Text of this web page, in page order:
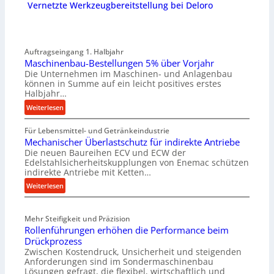
Vernetzte Werkzeugbereitstellung bei Deloro
Auftragseingang 1. Halbjahr
Maschinenbau-Bestellungen 5% über Vorjahr
Die Unternehmen im Maschinen- und Anlagenbau
können in Summe auf ein leicht positives erstes
Halbjahr…
Weiterlesen:
M
a
s
c
h
i
n
e
b
a
u
-
B
Für Lebensmittel- und Getränkeindustrie
Mechanischer Überlastschutz für indirekte Antriebe
Die neuen Baureihen ECV und ECW der
Edelstahlsicherheitskupplungen von Enemac schützen
indirekte Antriebe mit Ketten…
Weiterlesen:
M
c
h
a
n
i
Mehr Steifigkeit und Präzision
Rollenführungen erhöhen die Performance beim
Drückprozess
Zwischen Kostendruck, Unsicherheit und steigenden
Anforderungen sind im Sondermaschinenbau
Lösungen gefragt, die flexibel, wirtschaftlich und